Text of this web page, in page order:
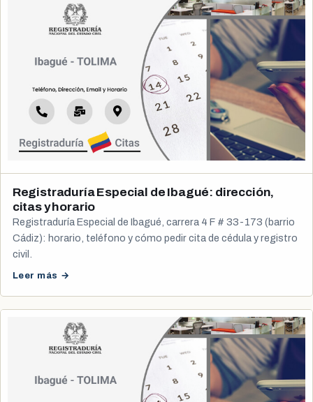
Registraduría Especial de Ibagué: dirección,
citas y horario
Registraduría Especial de Ibagué, carrera 4 F # 33-173 (barrio
Cádiz): horario, teléfono y cómo pedir cita de cédula y registro
civil.
Leer más →